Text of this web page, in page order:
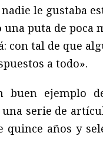
le gustaba
puta de poca
con tal de que
a todo».
buen ejemplo
una serie de
años y